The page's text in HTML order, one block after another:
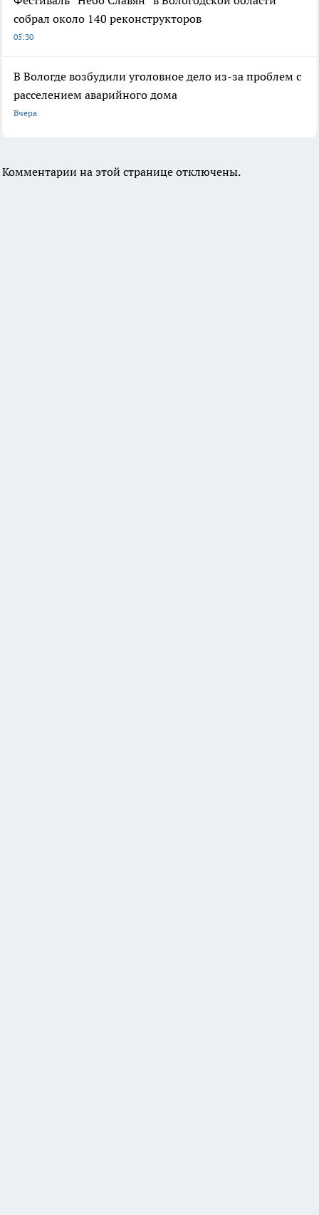
собрал около 140 реконструкторов
05:30
В Вологде возбудили уголовное дело из-за проблем с
расселением аварийного дома
Вчера
Комментарии на этой странице отключены.